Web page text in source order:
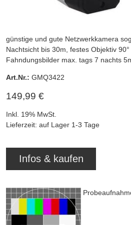
günstige und gute Netzwerkkamera
Nachtsicht bis 30m, festes Objektiv 90°
Fahndungsbilder max. tags 7 nachts
Art.Nr.: GMQ3422
149,99 €
Inkl. 19% MwSt.
Lieferzeit: auf Lager 1-3 Tage
Infos & kaufen